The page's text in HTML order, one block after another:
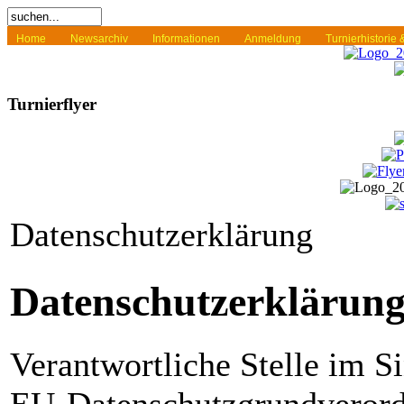
Home Newsarchiv Informationen Anmeldung Turnierhistorie
Turnierflyer
Datenschutzerklärung
Verantwortliche Stelle im